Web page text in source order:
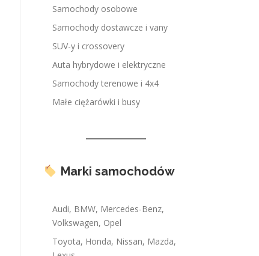
Samochody osobowe
Samochody dostawcze i vany
SUV-y i crossovery
Auta hybrydowe i elektryczne
Samochody terenowe i 4x4
Małe ciężarówki i busy
Marki samochodów
Audi, BMW, Mercedes-Benz,
Volkswagen, Opel
Toyota, Honda, Nissan, Mazda,